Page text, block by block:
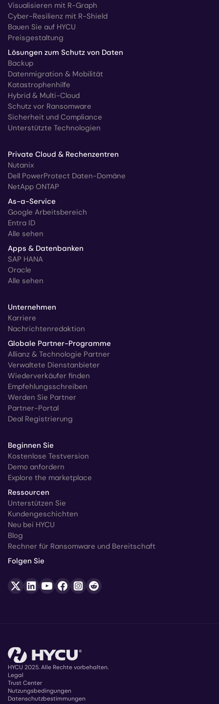
Visualisieren mit R-Graph
Cyber-Resilienz mit R-Shield
Bauen Sie auf HYCU
Preisgestaltung
Lösungen zum Schutz von Daten
Backup
Datenmigration & Mobilität
Katastrophenhilfe
Hybrid & Multi-Cloud
Schutz vor Ransomware
Sicherheit und Compliance
Unterstützte Technologien
Private Cloud & Rechenzentren
Nutanix
Dell PowerProtect Daten-Domäne
NetApp ONTAP
As-a-Service
Google Arbeitsbereich
Entra ID
Alle sehen
Apps & Datenbanken
SAP HANA
Oracle
Alle sehen
Unternehmen
Karriere
Nachrichtenredaktion
Globale Partner-Programme
Allianz & Technologie Partner
Verwaltete Dienstanbieter
Wiederverkäufer finden
Empfehlungsschreiben
Werden Sie Partner
Partner-Portal
Deal Registrierung
Beginnen Sie
Kostenlose Testversion
Demo anfordern
Explore the marketplace
Ressourcen
Unterstützen Sie
Kundengeschichten
Neu bei HYCU
Blog
Rechner für Ransomware und Bereitschaft
Folgen Sie
Copyright
HYCU 2025. Alle Rechte vorbehalten.
Legal
Trust Center
Nutzungsbedingungen
Datenschutzbestimmungen